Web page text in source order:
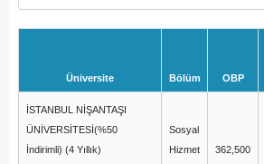
Üniversite Bölüm OBP
İSTANBUL NİŞANTAŞI
ÜNİVERSİTESİ(%50
İndirimli) (4 Yıllık)
Sosyal
Hizmet
362,500